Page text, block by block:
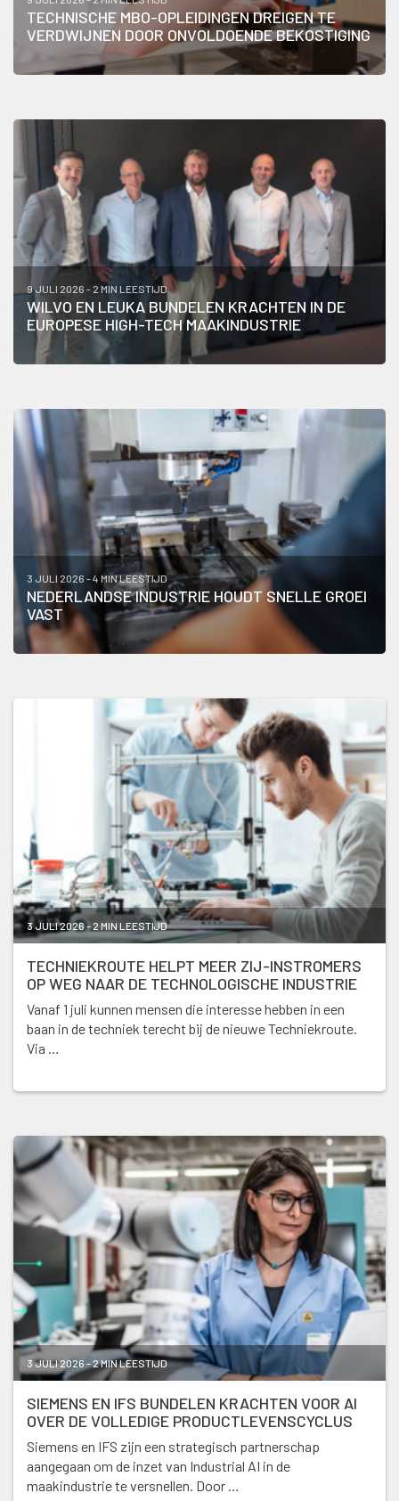
TECHNISCHE MBO-OPLEIDINGEN DREIGEN TE
VERDWIJNEN DOOR ONVOLDOENDE BEKOSTIGING
9 JULI 2026 - 2 MIN LEESTIJD
WILVO EN LEUKA BUNDELEN KRACHTEN IN DE
EUROPESE HIGH-TECH MAAKINDUSTRIE
3 JULI 2026 - 4 MIN LEESTIJD
NEDERLANDSE INDUSTRIE HOUDT SNELLE GROEI
VAST
3 JULI 2026 - 2 MIN LEESTIJD
TECHNIEKROUTE HELPT MEER ZIJ-INSTROMERS
OP WEG NAAR DE TECHNOLOGISCHE INDUSTRIE
Vanaf 1 juli kunnen mensen die interesse hebben in een
baan in de techniek terecht bij de nieuwe Techniekroute.
Via …
3 JULI 2026 - 2 MIN LEESTIJD
SIEMENS EN IFS BUNDELEN KRACHTEN VOOR AI
OVER DE VOLLEDIGE PRODUCTLEVENSCYCLUS
Siemens en IFS zijn een strategisch partnerschap
aangegaan om de inzet van Industrial AI in de
maakindustrie te versnellen. Door …